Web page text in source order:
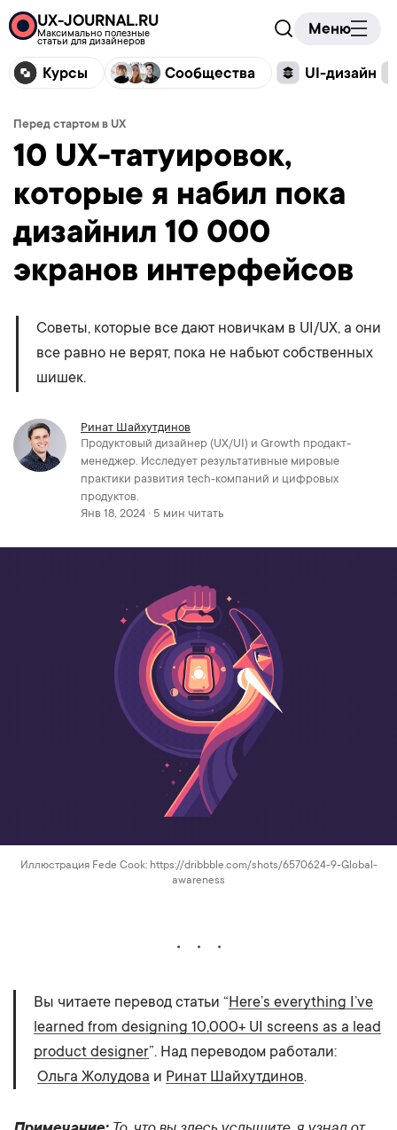
UX-JOURNAL.RU
Максимально полезные
статьи для дизайнеров
Меню
Курсы Сообщества UI-дизайн
Перед стартом в UX
10 UX-татуировок,
которые я набил пока
дизайнил 10 000
экранов интерфейсов
Советы, которые все дают новичкам в UI/UX, а они
все равно не верят, пока не набьют собственных
шишек.
Ринат Шайхутдинов
Продуктовый дизайнер (UX/UI) и Growth продакт-
менеджер. Исследует результативные мировые
практики развития tech-компаний и цифровых
продуктов.
Янв 18, 2024 · 5 мин читать
Иллюстрация Fede Cook: https://dribbble.com/shots/6570624-9-Global-
awareness
Вы читаете перевод статьи “Here’s everything I’ve
learned from designing 10,000+ UI screens as a lead
product designer”. Над переводом работали:
Ольга Жолудова и Ринат Шайхутдинов.